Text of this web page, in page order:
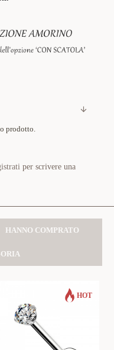
prodotto.
per scrivere una
HANNO COMPRATO
HOT